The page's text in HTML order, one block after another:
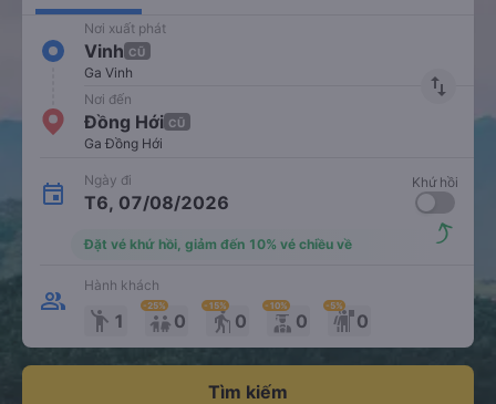
Nơi xuất phát
Vinh CŨ
Ga Vinh
import_export
Nơi đến
Đồng Hới CŨ
Ga Đồng Hới
Ngày đi
T6, 07/08/2026
Khứ hồi
Đặt vé khứ hồi, giảm đến 10% vé chiều về
Hành khách
emoji_people 1 0
-25%
elderly 0
-15%
0
-10%
0
-5%
Tìm kiếm